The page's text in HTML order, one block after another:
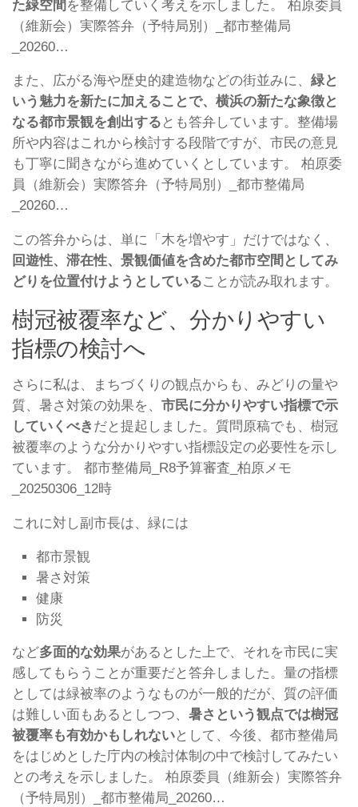
た緑空間 を整備していく考えを示しました。 柏原委員
（維新会）実際答弁（予特局別）_都市整備局
_20260…
また、広がる海や歴史的建造物などの街並みに、 緑と
いう魅力を新たに加えることで、横浜の新たな象徴と
なる都市景観を創出する とも答弁しています。整備場
所や内容はこれから検討する段階ですが、市民の意見
も丁寧に聞きながら進めていくとしています。 柏原委
員（維新会）実際答弁（予特局別）_都市整備局
_20260…
この答弁からは、単に「木を増やす」だけではなく、
回遊性、滞在性、景観価値を含めた都市空間としてみ
どりを位置付けようとしていることが読み取れます。
樹冠被覆率など、分かりやすい
指標の検討へ
さらに私は、まちづくりの観点からも、みどりの量や
質、暑さ対策の効果を、 市民に分かりやすい指標で示
していくべき だと提起しました。質問原稿でも、樹冠
被覆率のような分かりやすい指標設定の必要性を示し
ています。 都市整備局_R8予算審査_柏原メモ
_20250306_12時
これに対し副市長は、緑には
都市景観
暑さ対策
健康
防災
など多面的な効果があるとした上で、それを市民に実
感してもらうことが重要だと答弁しました。量の指標
としては緑被率のようなものが一般的だが、質の評価
は難しい面もあるとしつつ、 暑さという観点では樹冠
被覆率も有効かもしれないとして、今後、都市整備局
をはじめとした庁内の検討体制の中で検討してみたい
との考えを示しました。 柏原委員（維新会）実際答弁
（予特局別）_都市整備局_20260…